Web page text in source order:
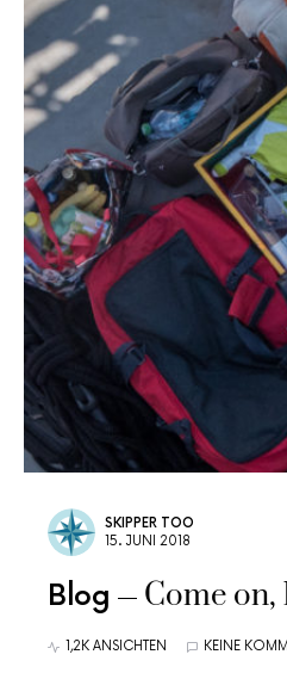
SKIPPER TOO
15. JUNI 2018
Blog Come on,
1,2K ANSICHTEN KEINE